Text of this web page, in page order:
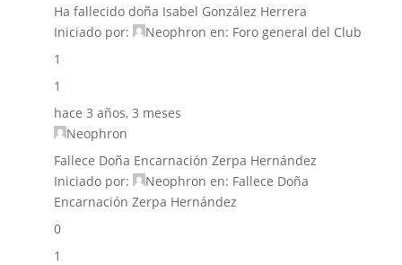
Ha fallecido doña Isabel González Herrera
Iniciado por:
Neophron en: Foro general del Club
1
1
hace 3 años, 3 meses
Neophron
Fallece Doña Encarnación Zerpa Hernández
Iniciado por:
Neophron en: Fallece Doña
Encarnación Zerpa Hernández
0
1